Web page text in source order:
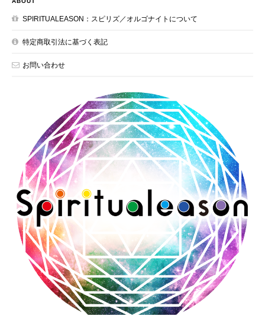
SPIRITUALEASON：スピリズ／オルゴナイトについて
特定商取引法に基づく表記
お問い合わせ